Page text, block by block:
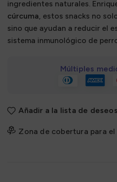
ingredientes naturales.
cúrcuma, estos snacks no
sino que ayudan a reducir el
sistema inmunológico de
Múltiples
Añadir a la lista de deseos
Zona de cobertura para el